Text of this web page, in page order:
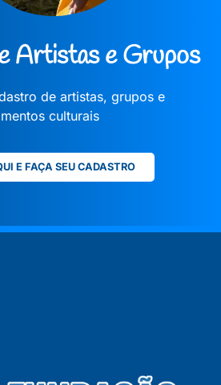
Artistas e Grupos
de artistas, grupos e
culturais
E FAÇA SEU CADASTRO